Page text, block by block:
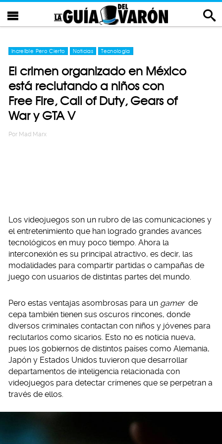
Increíble Pero Cierto Noticias Tecnología
El crimen organizado en México
está reclutando a niños con
Free Fire, Call of Duty, Gears of
War y GTA V
Por Mad Marx
Los videojuegos son un rubro de las comunicaciones y
el entretenimiento que han logrado grandes avances
tecnológicos en muy poco tiempo. Ahora la
interconexión es su principal atractivo, es decir, las
modalidades para compartir partidas o campañas de
juego con usuarios de distintas partes del mundo.
Pero estas ventajas asombrosas para un gamer de
cepa también tienen sus oscuros rincones, donde
diversos criminales contactan con niños y jóvenes para
reclutarlos como sicarios. Esto no es noticia nueva,
pues los gobiernos de distintos países como Alemania,
Japón y Estados Unidos tuvieron que desarrollar
departamentos de inteligencia relacionada con
videojuegos para detectar crímenes que se perpetran a
través de ellos.